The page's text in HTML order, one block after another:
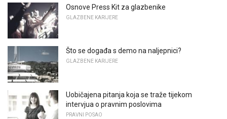
Osnove Press Kit za glazbenike
GLAZBENE KARIJERE
Što se događa s demo na naljepnici?
GLAZBENE KARIJERE
Uobičajena pitanja koja se traže tijekom
intervjua o pravnim poslovima
PRAVNI POSAO